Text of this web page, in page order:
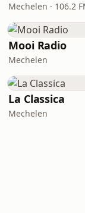
Mechelen · 106.2
Mooi Radio
Mechelen
La Classica
Mechelen